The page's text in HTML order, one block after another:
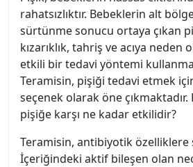
rahatsızlıktır. Bebeklerin alt
sürtünme sonucu ortaya çıkan
kızarıklık, tahriş ve acıya neden
etkili bir tedavi yöntemi
Teramisin, pişiği tedavi etmek
seçenek olarak öne çıkmaktadır.
pişiğe karşı ne kadar etkilidir?
Teramisin, antibiyotik özelliklere
İçeriğindeki aktif bileşen olan